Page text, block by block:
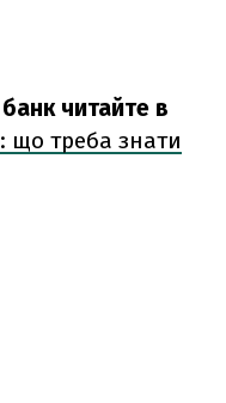
читайте в
що треба знати